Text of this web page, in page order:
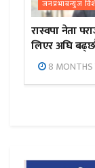
जनप्रभाबन्युज
रास्वपा नेता
लिएर अघि
8